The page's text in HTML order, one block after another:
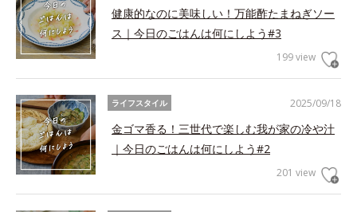
健康的なのに美味しい！万能酢たまねぎソー
ス｜今日のごはんは何にしよう#3
199 view
2025/09/18
ライフスタイル
金ゴマ香る！三世代で楽しむ我が家の冷や汁
｜今日のごはんは何にしよう#2
201 view